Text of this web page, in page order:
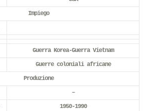
Impiego
Guerra Korea-Guerra Vietnam
Guerre coloniali africane
Produzione
–
1950-1990